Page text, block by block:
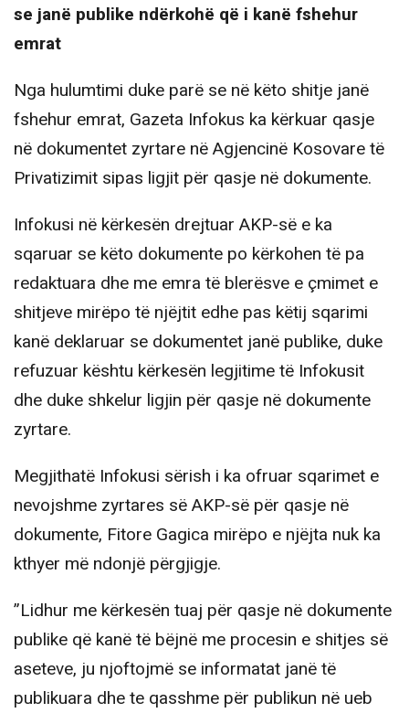
se janë publike ndërkohë që i kanë fshehur
emrat
Nga hulumtimi duke parë se në këto shitje janë
fshehur emrat, Gazeta Infokus ka kërkuar qasje
në dokumentet zyrtare në Agjencinë Kosovare të
Privatizimit sipas ligjit për qasje në dokumente.
Infokusi në kërkesën drejtuar AKP-së e ka
sqaruar se këto dokumente po kërkohen të pa
redaktuara dhe me emra të blerësve e çmimet e
shitjeve mirëpo të njëjtit edhe pas këtij sqarimi
kanë deklaruar se dokumentet janë publike, duke
refuzuar kështu kërkesën legjitime të Infokusit
dhe duke shkelur ligjin për qasje në dokumente
zyrtare.
Megjithatë Infokusi sërish i ka ofruar sqarimet e
nevojshme zyrtares së AKP-së për qasje në
dokumente, Fitore Gagica mirëpo e njëjta nuk ka
kthyer më ndonjë përgjigje.
”Lidhur me kërkesën tuaj për qasje në dokumente
publike që kanë të bëjnë me procesin e shitjes së
aseteve, ju njoftojmë se informatat janë të
publikuara dhe te qasshme për publikun në ueb